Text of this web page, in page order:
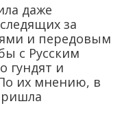
даже
за
и передовым
с Русским
гундят и
их мнению, в